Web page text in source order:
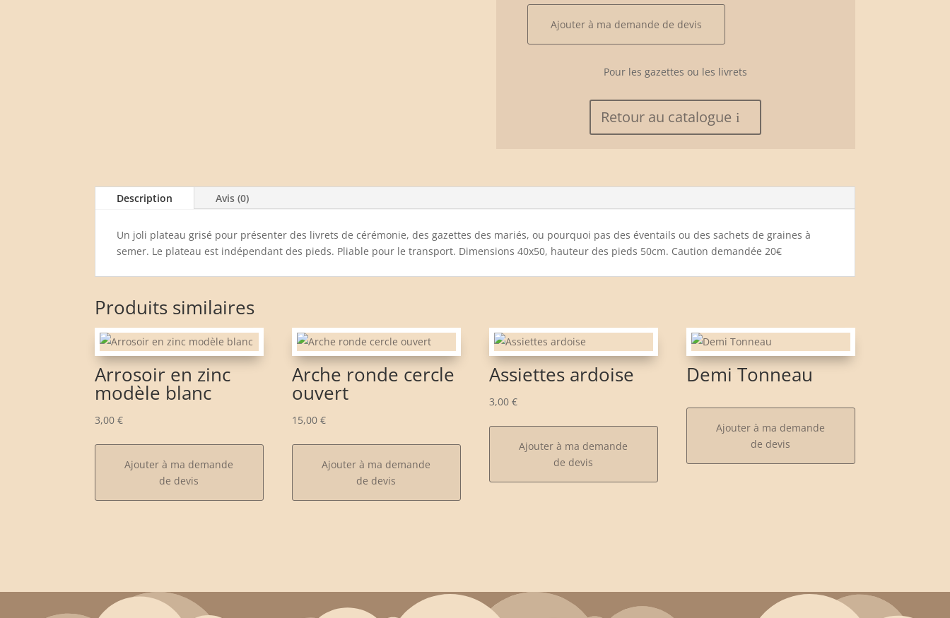
Ajouter à ma demande de devis
Pour les gazettes ou les livrets
Retour au catalogue
Description Avis (0)
Un joli plateau grisé pour présenter des livrets de cérémonie, des gazettes des mariés, ou pourquoi pas des éventails ou des sachets de graines à
semer. Le plateau est indépendant des pieds. Pliable pour le transport. Dimensions 40x50, hauteur des pieds 50cm. Caution demandée 20€
Produits similaires
Arrosoir en zinc
modèle blanc
3,00€
Ajouter à ma demande
de devis
Arche ronde cercle
ouvert
15,00€
Ajouter à ma demande
de devis
Assiettes ardoise
3,00€
Ajouter à ma demande
de devis
Demi Tonneau
Ajouter à ma demande
de devis